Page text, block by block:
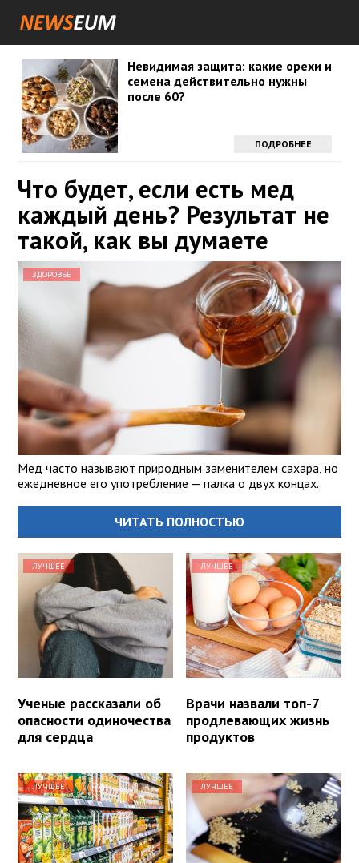
Невидимая защита: какие орехи и
семена действительно нужны
после 60?
ПОДРОБНЕЕ
Что будет, если есть мед
каждый день? Результат не
такой, как вы думаете
ЗДОРОВЬЕ
Мед часто называют природным заменителем сахара, но
ежедневное его употребление — палка о двух концах.
ЧИТАТЬ ПОЛНОСТЬЮ
ЛУЧШЕЕ
Ученые рассказали об
опасности одиночества
для сердца
ЛУЧШЕЕ
Врачи назвали топ-7
продлевающих жизнь
продуктов
ЛУЧШЕЕ ЛУЧШЕЕ